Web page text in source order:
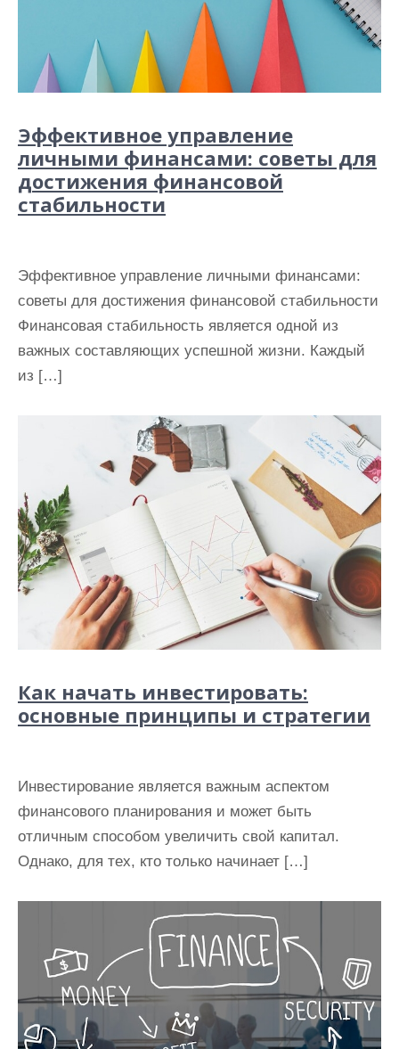
Эффективное управление
личными финансами: советы для
достижения финансовой
стабильности
Эффективное управление личными финансами:
советы для достижения финансовой стабильности
Финансовая стабильность является одной из
важных составляющих успешной жизни. Каждый
из […]
Как начать инвестировать:
основные принципы и стратегии
Инвестирование является важным аспектом
финансового планирования и может быть
отличным способом увеличить свой капитал.
Однако, для тех, кто только начинает […]